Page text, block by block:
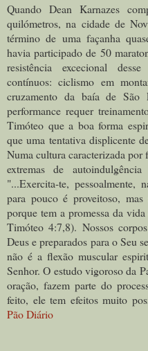
Quando Dean Karnazes
quilómetros, na cidade de
término de uma façanha
havia participado de 50
resistência excecional
contínuos: ciclismo em
cruzamento da baía de
performance requer
Timóteo que a boa forma
que uma tentativa displicente
Numa cultura caracterizada por
extremas de
"...Exercita-te,
para pouco é proveitoso,
porque tem a promessa da
Timóteo 4:7,8). Nossos
Deus e preparados para o Seu
não é a flexão muscular
Senhor. O estudo vigoroso da
oração, fazem parte do
feito, ele tem efeitos muito
Pão Diário